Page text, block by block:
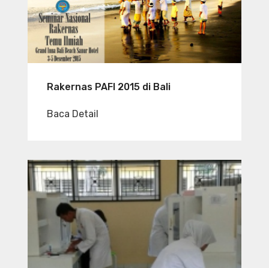
Rakernas PAFI 2015 di Bali
Baca Detail